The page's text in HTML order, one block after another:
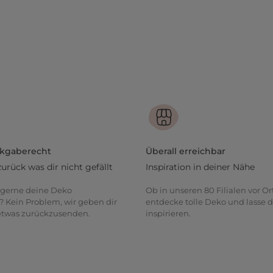
was dir nicht gefällt
deine Deko
Kein Problem, wir geben dir
zurückzusenden.
Überall erreichbar
Inspiration in deiner Nähe
Ob in unseren 80 Filialen vor
entdecke tolle Deko und lasse
inspirieren.